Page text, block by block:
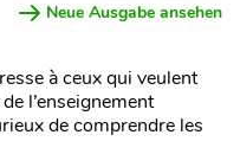
Neue Ausgabe ansehen
à ceux qui veulent
l’enseignement
de comprendre les